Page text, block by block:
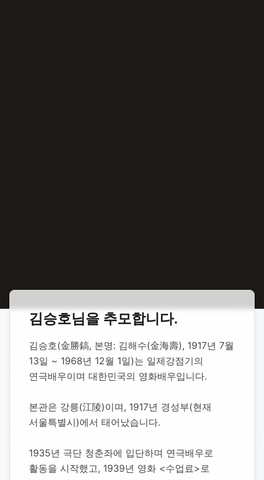
합동 추모 김승호 배우
김승호 배우
1917년 7월 13일-1968년 12월 1일(향년 51세)
김승호님을 추모합니다.
김승호(金勝鎬, 본명: 김해수(金海壽), 1917년 7월
13일 ~ 1968년 12월 1일)는 일제강점기의
연극배우이며 대한민국의 영화배우입니다.
본관은 강릉(江陵)이며, 1917년 경성부(현재
서울특별시)에서 태어났습니다.
1935년 극단 청춘좌에 입단하며 연극배우로
활동을 시작했고, 1939년 영화 <수업료>로